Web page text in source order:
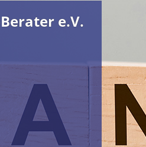
e.V.